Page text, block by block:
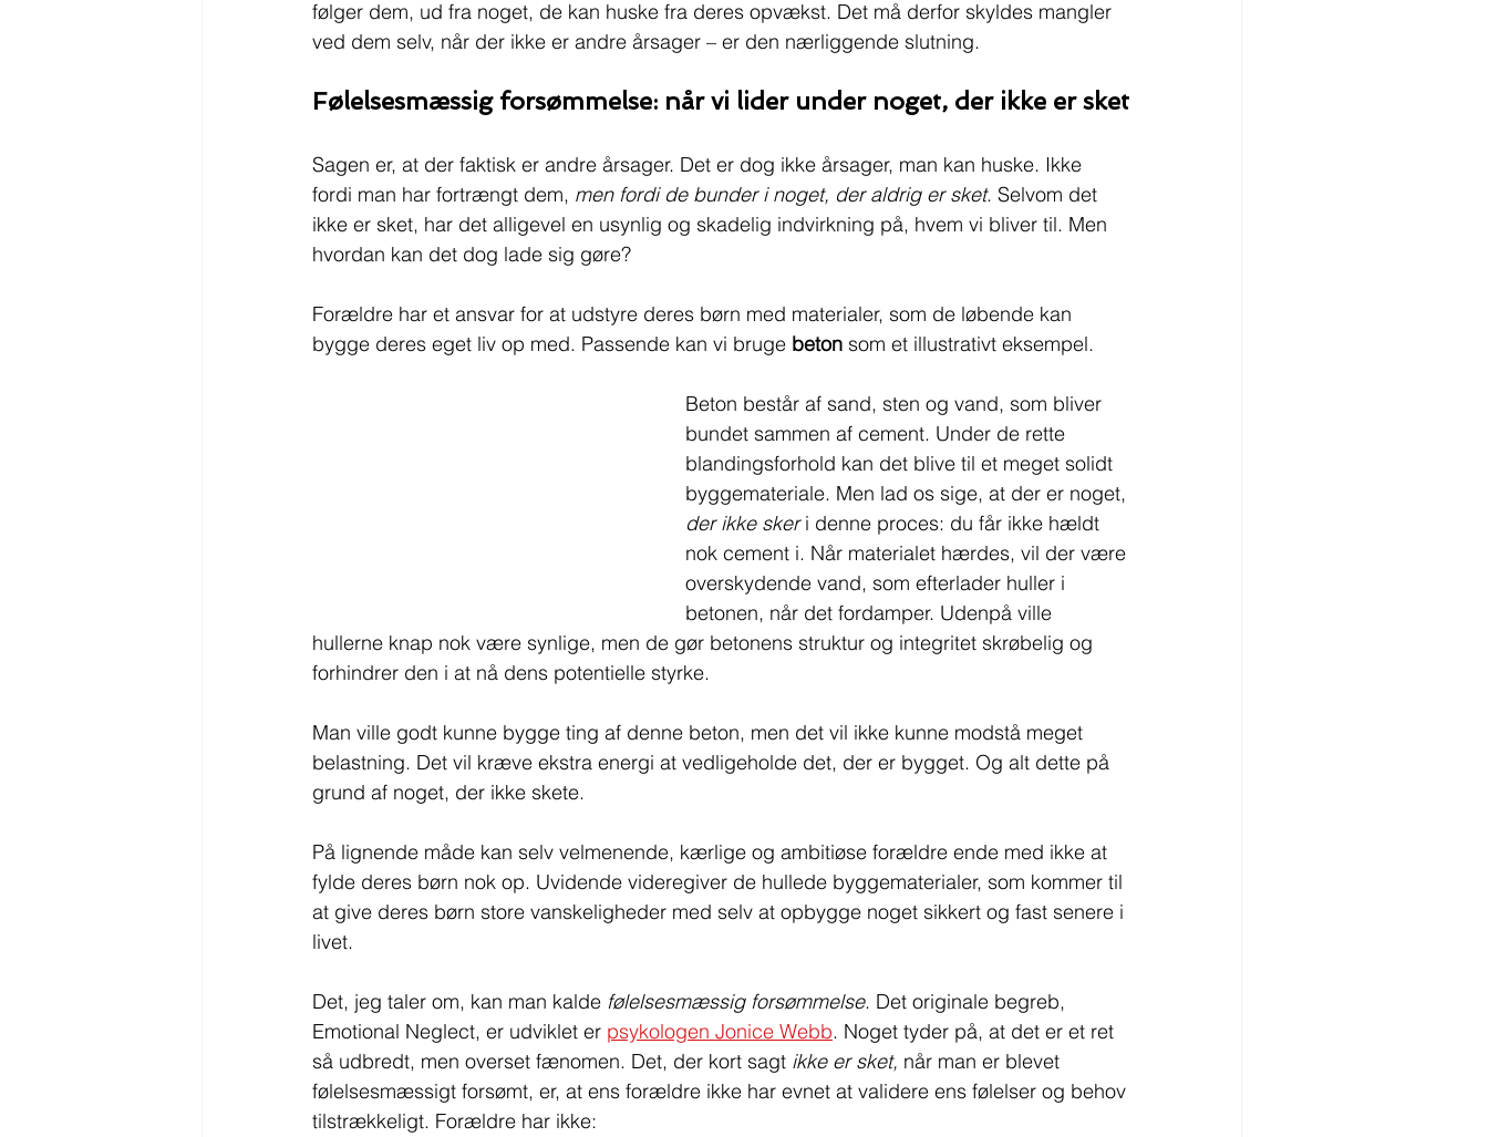
følger dem, ud fra noget, de kan huske fra deres opvækst. Det må derfor skyldes mangler
ved dem selv, når der ikke er andre årsager – er den nærliggende slutning.
Følelsesmæssig forsømmelse: når vi lider under noget, der ikke er sket
Sagen er, at der faktisk er andre årsager. Det er dog ikke årsager, man kan huske. Ikke
fordi man har fortrængt dem, men fordi de bunder i noget, der aldrig er sket. Selvom det
ikke er sket, har det alligevel en usynlig og skadelig indvirkning på, hvem vi bliver til. Men
hvordan kan det dog lade sig gøre?
Forældre har et ansvar for at udstyre deres børn med materialer, som de løbende kan
bygge deres eget liv op med. Passende kan vi bruge beton som et illustrativt eksempel.
Beton består af sand, sten og vand, som bliver
bundet sammen af cement. Under de rette
blandingsforhold kan det blive til et meget solidt
byggemateriale. Men lad os sige, at der er noget,
der ikke sker i denne proces: du får ikke hældt
nok cement i. Når materialet hærdes, vil der være
overskydende vand, som efterlader huller i
betonen, når det fordamper. Udenpå ville
hullerne knap nok være synlige, men de gør betonens struktur og integritet skrøbelig og
forhindrer den i at nå dens potentielle styrke.
Man ville godt kunne bygge ting af denne beton, men det vil ikke kunne modstå meget
belastning. Det vil kræve ekstra energi at vedligeholde det, der er bygget. Og alt dette på
grund af noget, der ikke skete.
På lignende måde kan selv velmenende, kærlige og ambitiøse forældre ende med ikke at
fylde deres børn nok op. Uvidende videregiver de hullede byggematerialer, som kommer til
at give deres børn store vanskeligheder med selv at opbygge noget sikkert og fast senere i
livet.
Det, jeg taler om, kan man kalde følelsesmæssig forsømmelse. Det originale begreb,
Emotional Neglect, er udviklet er psykologen Jonice Webb. Noget tyder på, at det er et ret
så udbredt, men overset fænomen. Det, der kort sagt ikke er sket, når man er blevet
følelsesmæssigt forsømt, er, at ens forældre ikke har evnet at validere ens følelser og behov
tilstrækkeligt. Forældre har ikke: